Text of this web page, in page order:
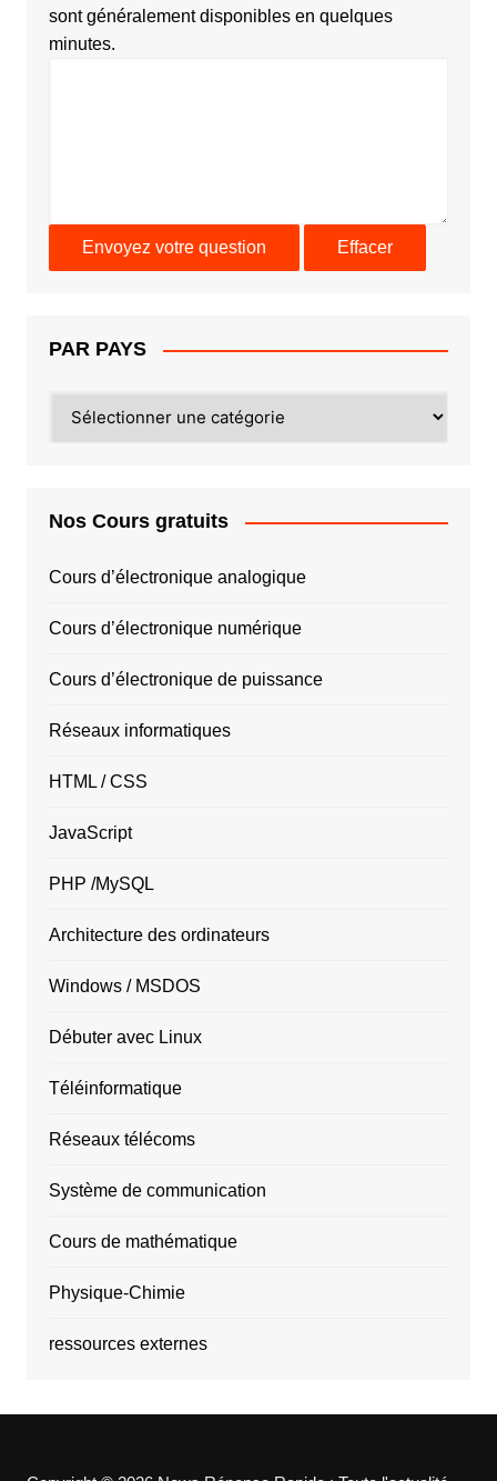
sont généralement disponibles en quelques
minutes.
PAR PAYS
PAYS
Nos Cours gratuits
Cours d’électronique analogique
Cours d’électronique numérique
Cours d’électronique de puissance
Réseaux informatiques
HTML / CSS
JavaScript
PHP /MySQL
Architecture des ordinateurs
Windows / MSDOS
Débuter avec Linux
Téléinformatique
Réseaux télécoms
Système de communication
Cours de mathématique
Physique-Chimie
ressources externes